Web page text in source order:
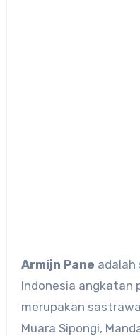
Armijn Pane adalah
Indonesia angkatan
merupakan
Muara Sipongi,